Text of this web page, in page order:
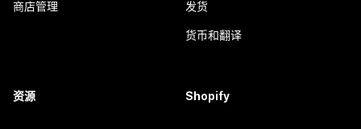
商店管理 发货
货币和翻译
资源 Shopify